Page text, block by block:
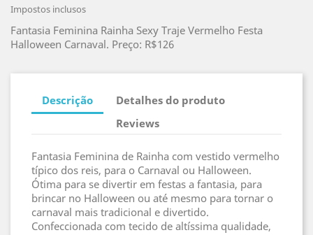
Impostos inclusos
Fantasia Feminina Rainha Sexy Traje Vermelho Festa
Halloween Carnaval. Preço: R$126
Descrição
Detalhes do produto
Reviews
Fantasia Feminina de Rainha com vestido vermelho
típico dos reis, para o Carnaval ou Halloween.
Ótima para se divertir em festas a fantasia, para
brincar no Halloween ou até mesmo para tornar o
carnaval mais tradicional e divertido.
Confeccionada com tecido de altíssima qualidade,